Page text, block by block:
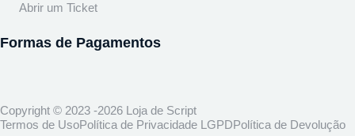
Abrir um Ticket
Formas de Pagamentos
Copyright © 2023 -2026 Loja de Script
Termos de UsoPolítica de Privacidade LGPDPolítica de Devolução